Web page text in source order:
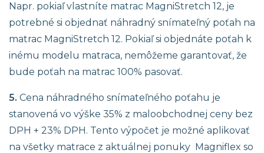
Napr. pokiaľ vlastníte matrac MagniStretch 12, je
potrebné si objednať náhradný snímateľný poťah na
matrac MagniStretch 12. Pokiaľ si objednáte poťah k
inému modelu matraca, nemôžeme garantovať, že
bude poťah na matrac 100% pasovať.
5. Cena náhradného snímateľného poťahu je
stanovená vo výške 35% z maloobchodnej ceny bez
DPH + 23% DPH. Tento výpočet je možné aplikovať
na všetky matrace z aktuálnej ponuky Magniflex so